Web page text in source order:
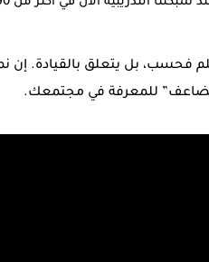
فحسب، بل يتعلق بالقيادة. إن
مضاعف” للمعرفة في مجتمعك.